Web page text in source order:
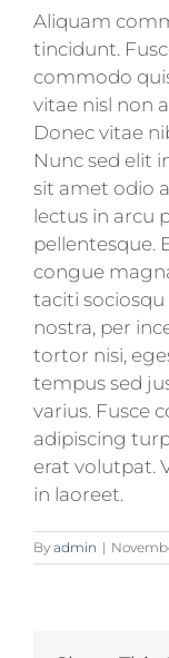
Aliquam
tincidunt.
commodo
vitae nisl non
Donec vitae
Nunc sed elit
sit amet odio
lectus in arcu
pellentesque.
congue
taciti
nostra, per
tortor nisi,
tempus sed
varius. Fusce
adipiscing
erat volutpat.
in laoreet.
By admin |